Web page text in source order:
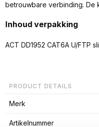
betrouwbare verbinding. De
Inhoud verpakking
ACT DD1952 CAT6A U/FTP
PRODUCT DETAILS
Merk
Artikelnummer